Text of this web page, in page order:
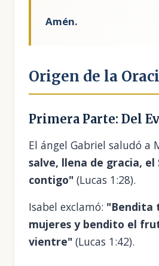
Amén.
Origen de la
Primera Parte: Del
El ángel Gabriel saludó a
salve, llena de gracia, el
contigo" (Lucas 1:28).
Isabel exclamó: "Bendita
mujeres y bendito el
vientre" (Lucas 1:42).